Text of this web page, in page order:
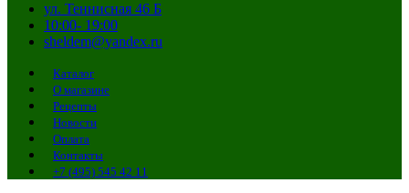
ул. Теннисная 46 Б
10:00- 19:00
sheldem@yandex.ru
Каталог
О магазине
Рецепты
Новости
Оплата
Контакты
+7 (495) 545 42 11